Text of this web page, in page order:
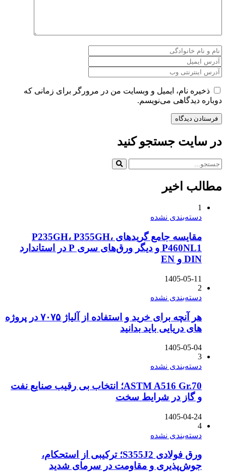
ذخیره نام، ایمیل و وبسایت من در مرورگر برای زمانی که
دوباره دیدگاهی می‌نویسم.
در سایت جستجو کنید
مطالب اخیر
1
دسته‌بندی نشده
مقایسه جامع گریدهای P235GH، P355GH،
P460NL1 و دیگر ورق‌های سری P در استاندارد
DIN و EN
1405-05-11
2
دسته‌بندی نشده
هر آنچه برای خرید و استفاده از آلیاژ ۷۰۷۵ در پروژه
های دریایی باید بدانید
1405-05-04
3
دسته‌بندی نشده
ASTM A516 Gr.70؛ انتخاب بی رقیب صنایع نفت
و گاز در شرایط سخت
1405-04-24
4
دسته‌بندی نشده
ورق فولادی S355J2؛ ترکیبی از استحکام،
جوش‌پذیری و مقاومت در سرمای شدید